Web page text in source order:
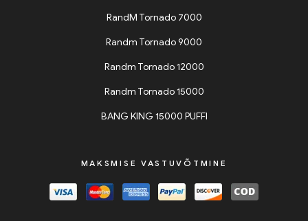
RandM Tornado 7000
Randm Tornado 9000
Randm Tornado 12000
Randm Tornado 15000
BANG KING 15000 PUFFI
MAKSMISE VASTUVÕTMINE